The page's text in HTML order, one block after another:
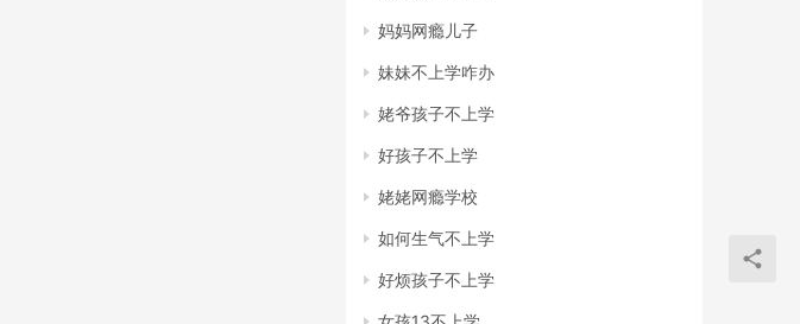
妈妈网瘾儿子
妹妹不上学咋办
姥爷孩子不上学
好孩子不上学
姥姥网瘾学校
如何生气不上学
好烦孩子不上学